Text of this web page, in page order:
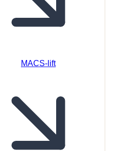
MACS-lift